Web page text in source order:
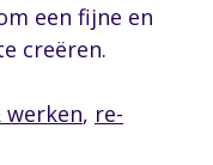
een fijne en
creëren.
werken, re-